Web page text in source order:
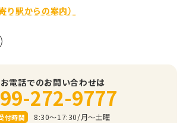
り駅からの案内）
お電話でのお問い合わせは
272-9777
付時間 8:30～17:30/⽉〜⼟曜